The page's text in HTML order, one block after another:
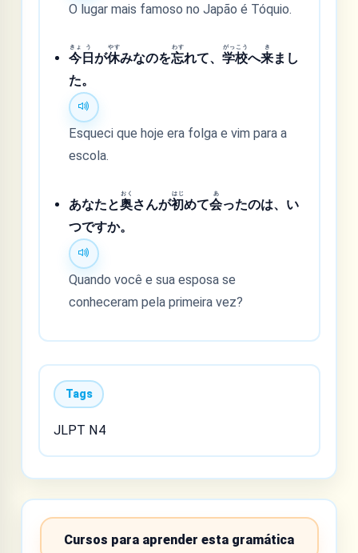
O lugar mais famoso no Japão é Tóquio.
今
きょ
日
う
が休
やす
みなのを忘
わす
れて、学
がっ
校
こう
へ来
き
まし
た。
Esqueci que hoje era folga e vim para a
escola.
あなたと奥
おく
さんが初
はじ
めて会
あ
ったのは、い
つですか。
Quando você e sua esposa se
conheceram pela primeira vez?
Tags
JLPT N4
Cursos para aprender esta gramática